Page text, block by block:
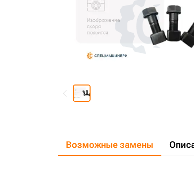
Возможные замены